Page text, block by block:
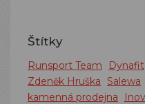
Štítky
Runsport Team Dynafit
Zdeněk Hruška
Salewa
kamenná prodejna